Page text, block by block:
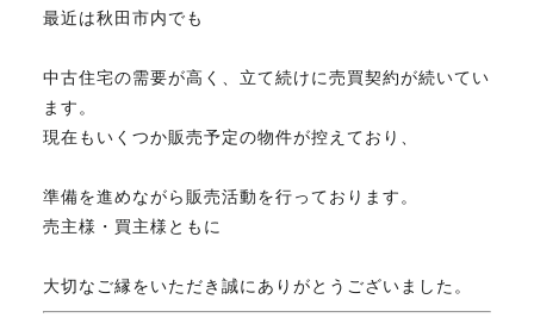
会社概要
スタッフ紹介
マスターのブログ
最近は秋田市内でも
中古住宅の需要が高く、立て続けに売買契約が続いてい
ます。
現在もいくつか販売予定の物件が控えており、
準備を進めながら販売活動を行っております。
売主様・買主様ともに
大切なご縁をいただき誠にありがとうございました。